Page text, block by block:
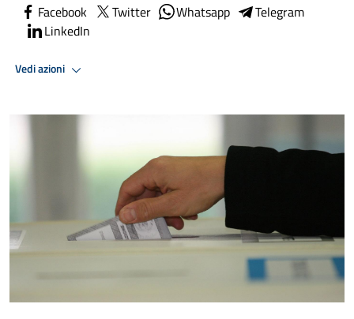
Facebook Twitter Whatsapp
Telegram
LinkedIn
Vedi azioni